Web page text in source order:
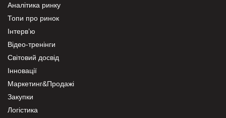
Аналітика ринку
Топи про ринок
Інтерв’ю
Відео-тренінги
Світовий досвід
Інновації
Маркетинг&Продажі
Закупки
Логістика